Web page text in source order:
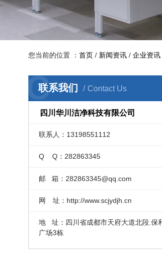
您当前的位置 ： 首页 / 新闻资讯 / 企业资讯
联系我们 Contact Us
C
四川华川洁净科技有限公司
联系人：13198551112
Q Q：282863345
邮 箱：282863345@qq.com
网 址：http://www.scjydjh.cn
地 址：四川省成都市天府大道北段.保
广场3栋